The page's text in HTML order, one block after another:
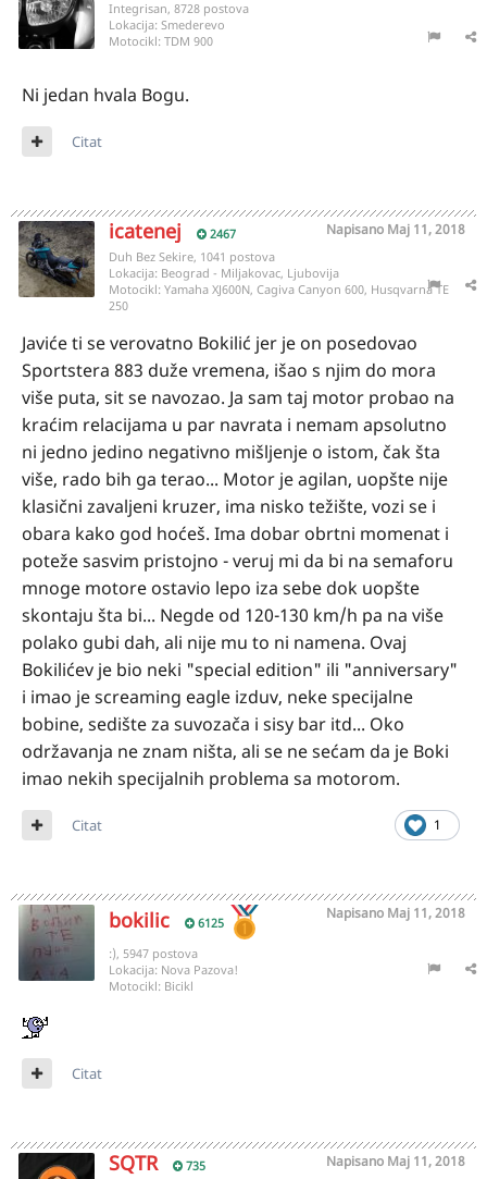
Integrisan, 8728 postova
Lokacija: Smederevo
Motocikl: TDM 900
Ni jedan hvala Bogu.
Citat
icatenej 2467 Napisano Maj 11, 2018
Duh Bez Sekire, 1041 postova
Lokacija: Beograd - Miljakovac, Ljubovija
Motocikl: Yamaha XJ600N, Cagiva Canyon 600, Husqvarna TE
250
Javiće ti se verovatno Bokilić jer je on posedovao
Sportstera 883 duže vremena, išao s njim do mora
više puta, sit se navozao. Ja sam taj motor probao na
kraćim relacijama u par navrata i nemam apsolutno
ni jedno jedino negativno mišljenje o istom, čak šta
više, rado bih ga terao... Motor je agilan, uopšte nije
klasični zavaljeni kruzer, ima nisko težište, vozi se i
obara kako god hoćeš. Ima dobar obrtni momenat i
poteže sasvim pristojno - veruj mi da bi na semaforu
mnoge motore ostavio lepo iza sebe dok uopšte
skontaju šta bi... Negde od 120-130 km/h pa na više
polako gubi dah, ali nije mu to ni namena. Ovaj
Bokilićev je bio neki "special edition" ili "anniversary"
i imao je screaming eagle izduv, neke specijalne
bobine, sedište za suvozača i sisy bar itd... Oko
održavanja ne znam ništa, ali se ne sećam da je Boki
imao nekih specijalnih problema sa motorom.
1
Citat
bokilic 6125
Napisano Maj 11, 2018
:), 5947 postova
Lokacija: Nova Pazova!
Motocikl: Bicikl
Citat
SQTR 735 Napisano Maj 11, 2018